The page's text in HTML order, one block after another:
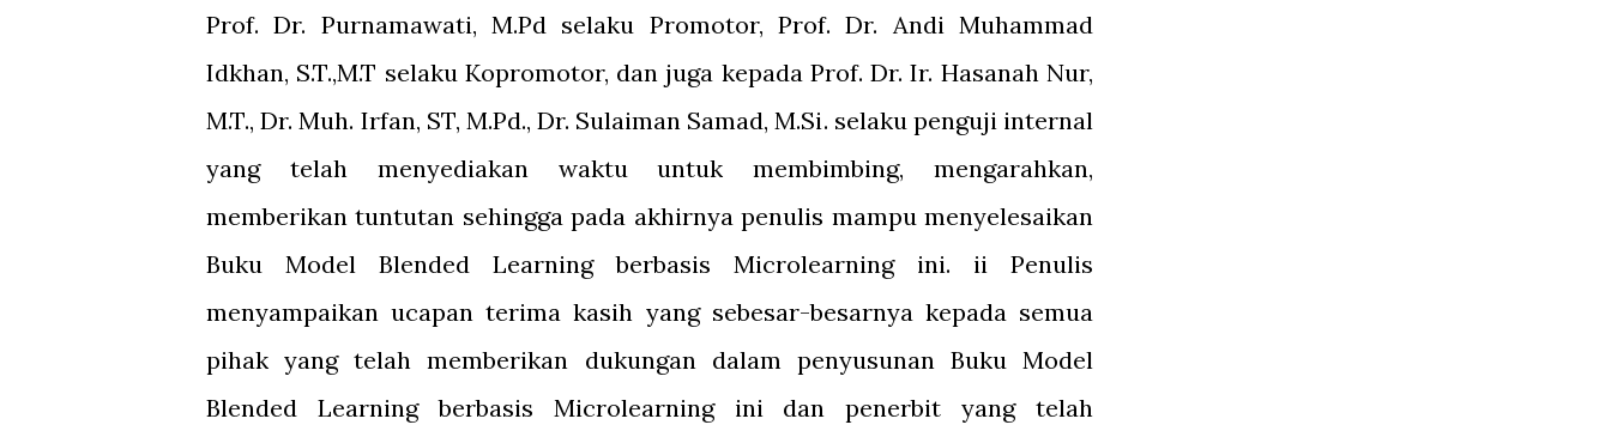
Prof. Dr. Purnamawati, M.Pd selaku Promotor, Prof. Dr. Andi Muhammad
Idkhan, S.T.,M.T selaku Kopromotor, dan juga kepada Prof. Dr. Ir. Hasanah Nur,
M.T., Dr. Muh. Irfan, ST, M.Pd., Dr. Sulaiman Samad, M.Si. selaku penguji internal
yang telah menyediakan waktu untuk membimbing, mengarahkan,
memberikan tuntutan sehingga pada akhirnya penulis mampu menyelesaikan
Buku Model Blended Learning berbasis Microlearning ini. ii Penulis
menyampaikan ucapan terima kasih yang sebesar-besarnya kepada semua
pihak yang telah memberikan dukungan dalam penyusunan Buku Model
Blended Learning berbasis Microlearning ini dan penerbit yang telah